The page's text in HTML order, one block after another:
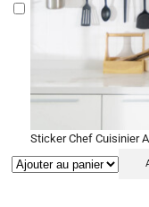
Sticker Chef Cuisinier